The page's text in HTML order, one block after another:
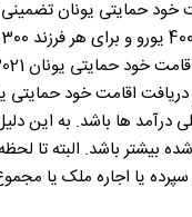
خود حمایتی یونان 2021
دریافت اقامت خود حمایتی
درآمد ها باشد. به این
یا اجاره ملک یا